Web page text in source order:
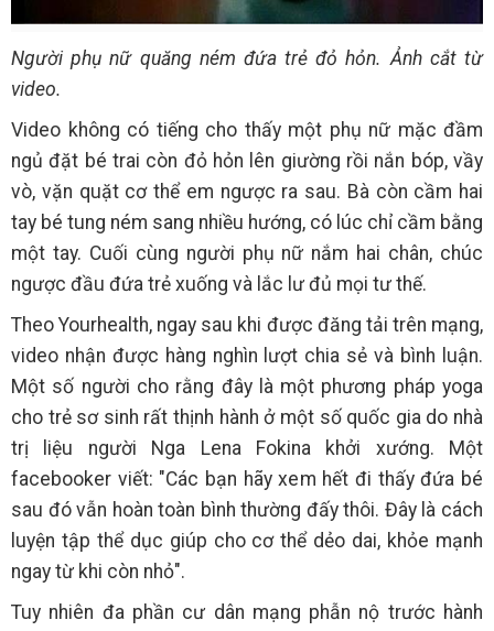
Người phụ nữ quăng ném đứa trẻ đỏ hỏn. Ảnh cắt từ
video.
Video không có tiếng cho thấy một phụ nữ mặc đầm
ngủ đặt bé trai còn đỏ hỏn lên giường rồi nắn bóp, vầy
vò, vặn quặt cơ thể em ngược ra sau. Bà còn cầm hai
tay bé tung ném sang nhiều hướng, có lúc chỉ cầm bằng
một tay. Cuối cùng người phụ nữ nắm hai chân, chúc
ngược đầu đứa trẻ xuống và lắc lư đủ mọi tư thế.
Theo Yourhealth, ngay sau khi được đăng tải trên mạng,
video nhận được hàng nghìn lượt chia sẻ và bình luận.
Một số người cho rằng đây là một phương pháp yoga
cho trẻ sơ sinh rất thịnh hành ở một số quốc gia do nhà
trị liệu người Nga Lena Fokina khởi xướng. Một
facebooker viết: "Các bạn hãy xem hết đi thấy đứa bé
sau đó vẫn hoàn toàn bình thường đấy thôi. Đây là cách
luyện tập thể dục giúp cho cơ thể dẻo dai, khỏe mạnh
ngay từ khi còn nhỏ".
Tuy nhiên đa phần cư dân mạng phẫn nộ trước hành